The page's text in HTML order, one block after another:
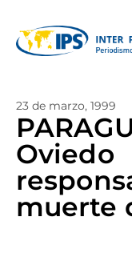
23 de marzo, 1999
Oviedo
muerte